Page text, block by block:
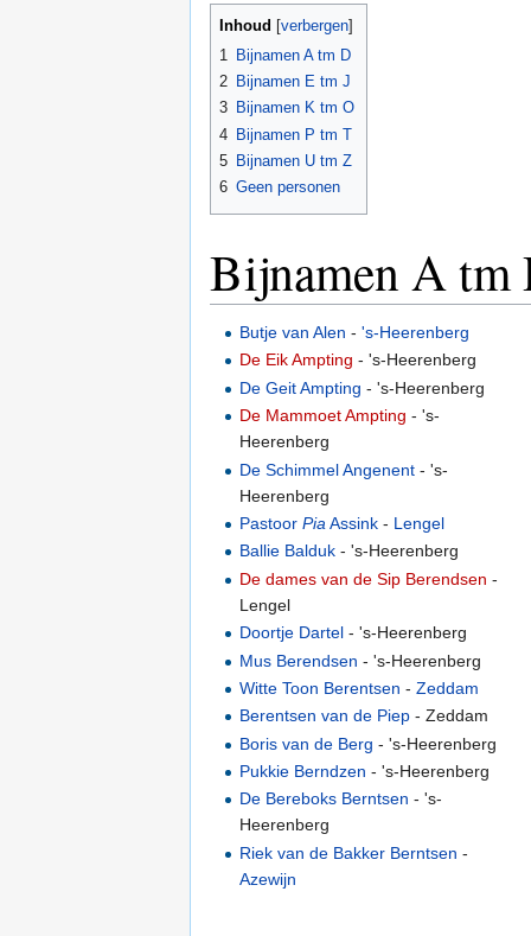
Inhoud [verbergen]
1
Bijnamen A tm D
2 Bijnamen E tm J
3 Bijnamen K tm O
4 Bijnamen P tm T
5 Bijnamen U tm Z
6 Geen personen
Bijnamen A tm
Butje van Alen-'s-Heerenberg
De Eik Ampting - 's-Heerenberg
De Geit Ampting - 's-Heerenberg
De Mammoet Ampting - 's-
Heerenberg
De Schimmel Angenent - 's-
Heerenberg
PastoorPia Assink - Lengel
Ballie Balduk - 's-Heerenberg
De dames van de Sip Berendsen -
Lengel
Doortje Dartel - 's-Heerenberg
Mus Berendsen - 's-Heerenberg
Witte Toon Berentsen -Zeddam
Berentsen van de Piep - Zeddam
Boris van de Berg - 's-Heerenberg
Pukkie Berndzen - 's-Heerenberg
De Bereboks Berntsen - 's-
Heerenberg
Riek van de Bakker Berntsen -
Azewijn